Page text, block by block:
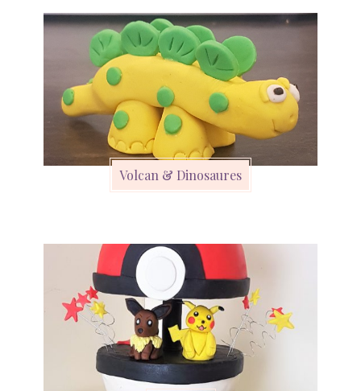
Volcan & Dinosaures